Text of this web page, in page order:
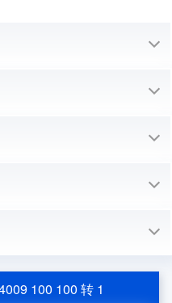
100 100 转 1